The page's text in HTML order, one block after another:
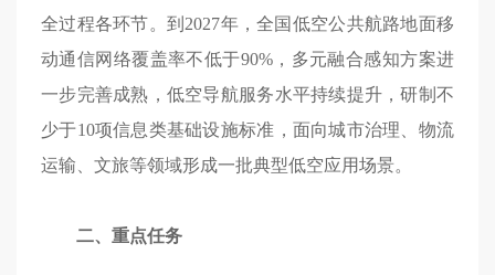
全过程各环节。到2027年，全国低空公共航路地面移
动通信网络覆盖率不低于90%，多元融合感知方案进
一步完善成熟，低空导航服务水平持续提升，研制不
少于10项信息类基础设施标准，面向城市治理、物流
运输、文旅等领域形成一批典型低空应用场景。
二、重点任务